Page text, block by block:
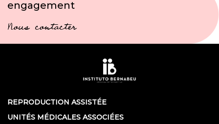
engagement
Nous contacter
REPRODUCTION ASSISTÉE
UNITÉS MÉDICALES ASSOCIÉES